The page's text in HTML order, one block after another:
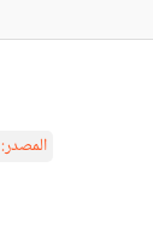
المصدر: